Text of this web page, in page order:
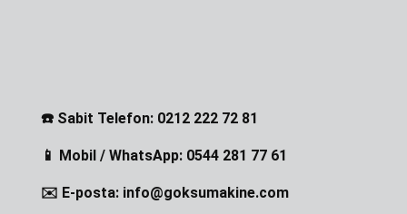
☎️ Sabit Telefon: 0212 222 72 81
📱 Mobil / WhatsApp: 0544 281 77 61
✉️ E-posta: info@goksumakine.com